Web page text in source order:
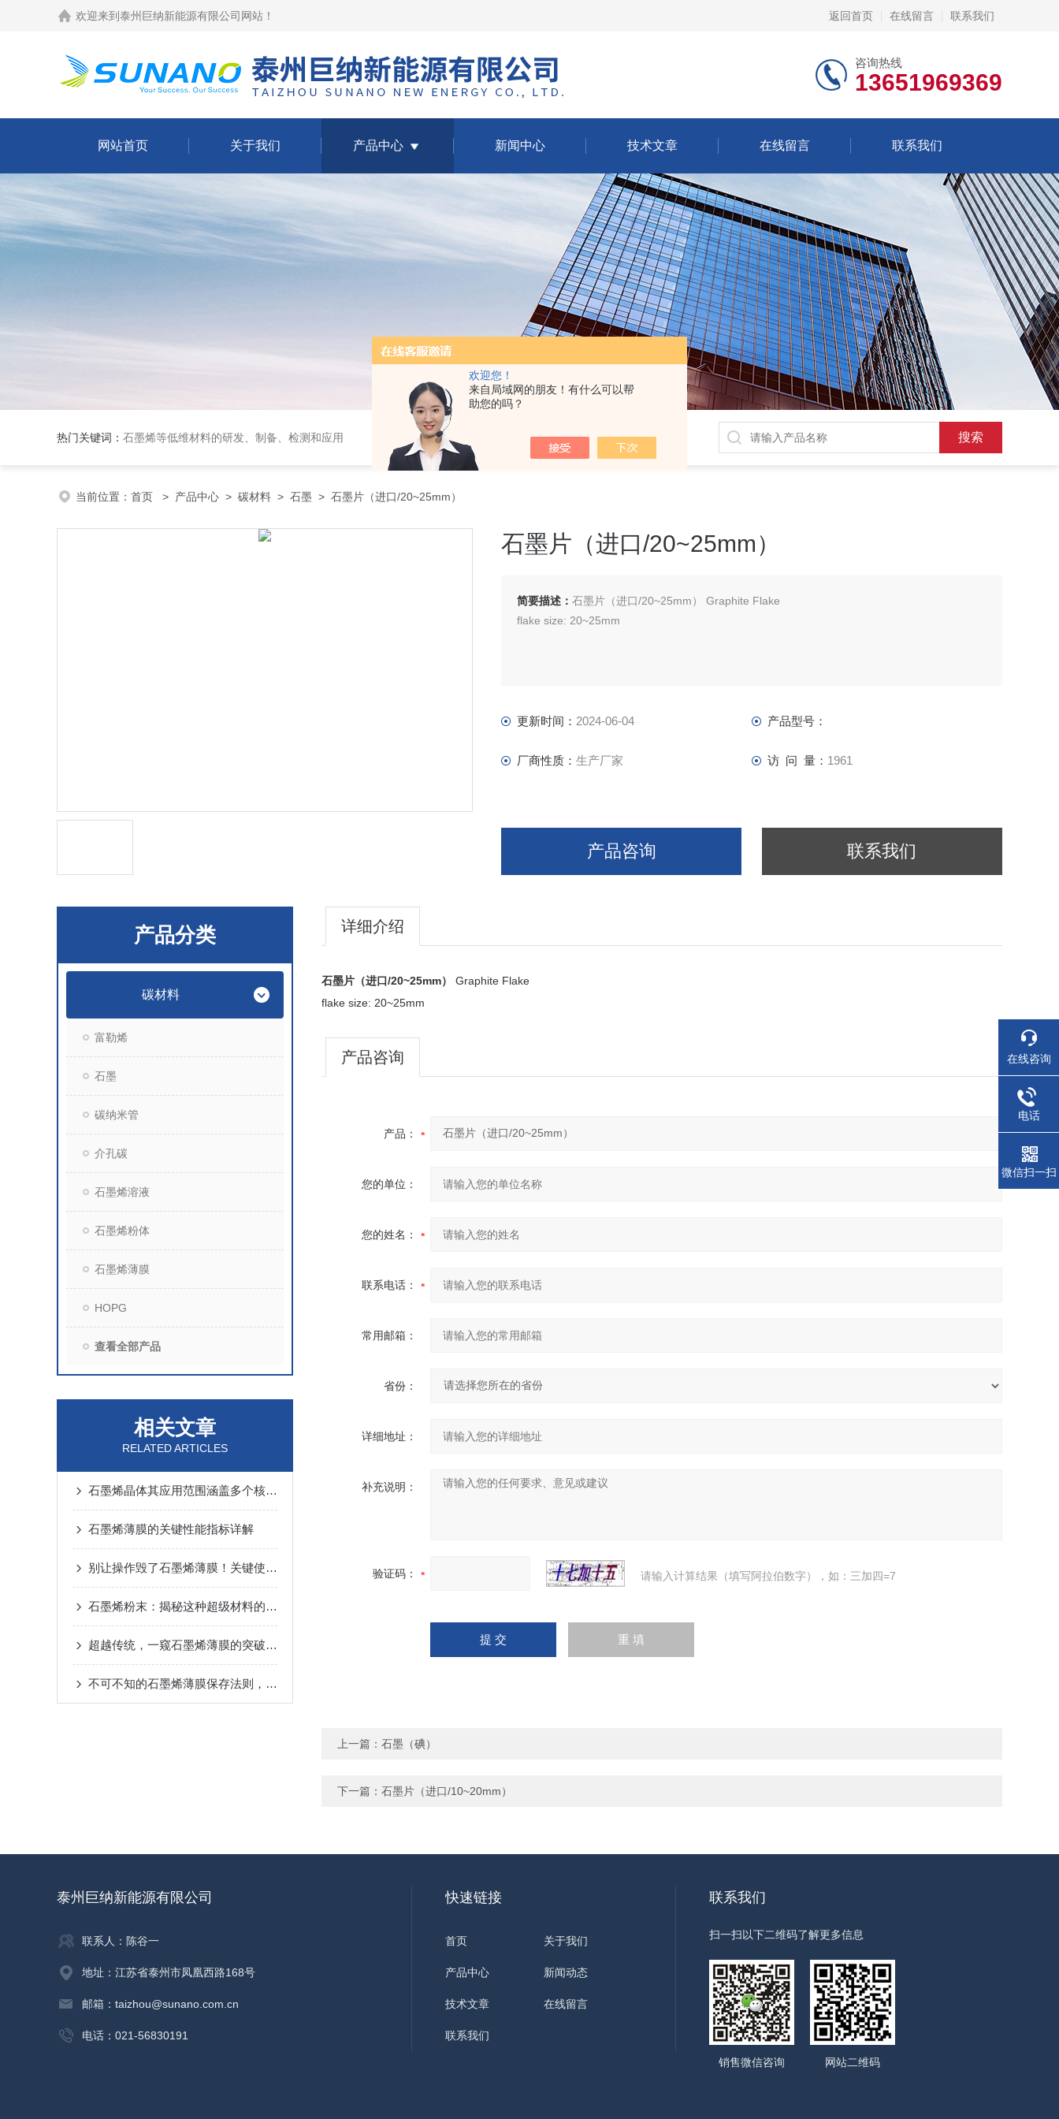
欢迎您！
来自局域网的朋友！有什么可以帮
助您的吗？
欢迎来到 泰州巨纳新能源有限公司网站 ！ 返回首页 在线留言 联系我们
咨询热线
13651969369
网站首页 关于我们 产品中心 新闻中心 技术文章 在线留言 联系我们
热门关键词： 石墨烯等低维材料的研发、制备、检测和应用
当前位置： 首页 > 产品中心 > 碳材料 > 石墨 > 石墨片（进口/20~25mm）
石墨片（进口/20~25mm）
简要描述： 石墨片（进口/20~25mm） Graphite Flake
flake size: 20~25mm
更新时间： 2024-06-04 产品型号：
厂商性质： 生产厂家 访 问 量： 1961
产品咨询 联系我们
产品分类
碳材料
富勒烯
石墨
碳纳米管
介孔碳
石墨烯溶液
石墨烯粉体
石墨烯薄膜
HOPG
查看全部产品
相关文章
RELATED ARTICLES
石墨烯晶体其应用范围涵盖多个核心领域
石墨烯薄膜的关键性能指标详解
别让操作毁了石墨烯薄膜！关键使用要点，看完少走弯路
石墨烯粉末：揭秘这种超级材料的惊人应用
超越传统，一窥石墨烯薄膜的突破性应用
不可不知的石墨烯薄膜保存法则，延长使用寿命！
详细介绍
石墨片（进口/20~25mm）
Graphite Flake
flake size: 20~25mm
产品咨询
产品：
您的单位：
您的姓名：
联系电话：
常用邮箱：
省份：
详细地址：
补充说明：
验证码： 请输入计算结果（填写阿拉伯数字），如：三加四=7
上一篇： 石墨（碘）
下一篇： 石墨片（进口/10~20mm）
泰州巨纳新能源有限公司
联系人：陈谷一
地址：江苏省泰州市凤凰西路168号
邮箱：taizhou@sunano.com.cn
电话：021-56830191
快速链接
首页 关于我们
产品中心 新闻动态
技术文章 在线留言
联系我们
联系我们
扫一扫以下二维码了解更多信息
销售微信咨询 网站二维码
在线咨询
电话
微信扫一扫